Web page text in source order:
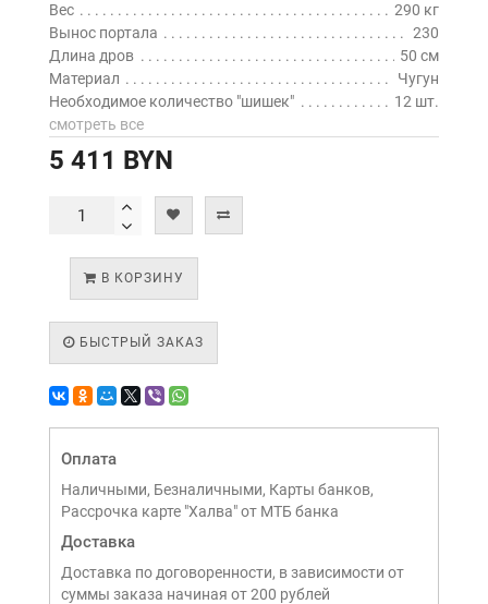
Вес
290 кг
Вынос портала
230
Длина дров
50 см
Материал
Чугун
Необходимое количество "шишек"
12 шт.
смотреть все
5 411 BYN
В КОРЗИНУ
БЫСТРЫЙ ЗАКАЗ
Оплата
Наличными, Безналичными, Карты банков,
Рассрочка карте "Халва" от МТБ банка
Доставка
Доставка по договоренности, в зависимости от
суммы заказа начиная от 200 рублей